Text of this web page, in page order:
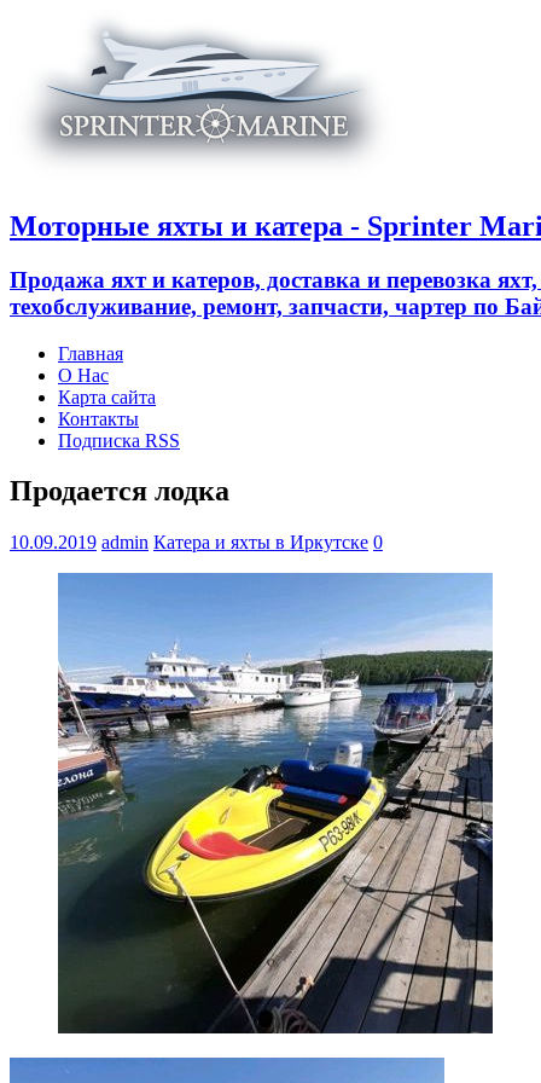
Моторные яхты и катера - Sprinter
Продажа яхт и катеров, доставка и перевозка
техобслуживание, ремонт, запчасти, чартер по
Главная
О Нас
Карта сайта
Контакты
Подписка RSS
Продается лодка
10.09.2019 admin Катера и яхты в Иркутске 0